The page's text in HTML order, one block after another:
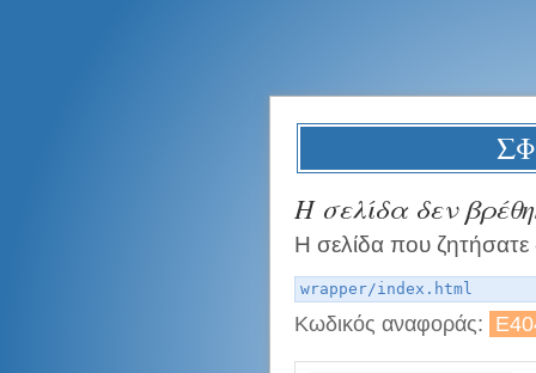
Η σελίδα δεν
Η σελίδα που ζητήσατε
wrapper/index.html
Κωδικός αναφοράς: